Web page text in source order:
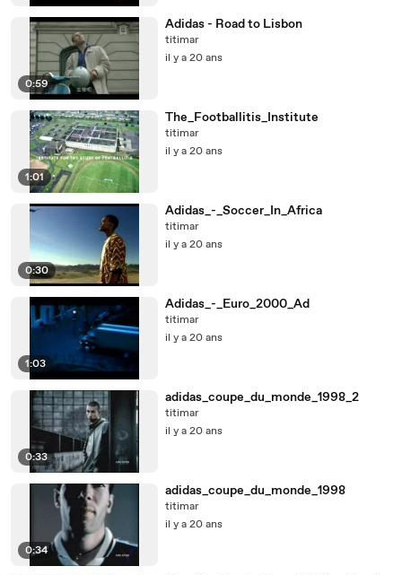
0:59
Adidas - Road to Lisbon
titimar
il y a 20 ans
1:01
The_Footballitis_Institute
titimar
il y a 20 ans
0:30
Adidas_-_Soccer_In_Africa
titimar
il y a 20 ans
1:03
Adidas_-_Euro_2000_Ad
titimar
il y a 20 ans
0:33
adidas_coupe_du_monde_1998_2
titimar
il y a 20 ans
0:34
adidas_coupe_du_monde_1998
titimar
il y a 20 ans